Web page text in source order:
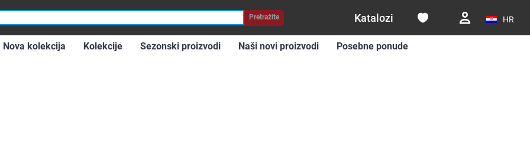
Pretražite
roba
Nova kolekcija Kolekcije Sezonski proizvodi Naši novi proizvodi Posebne ponude
Katalozi HR